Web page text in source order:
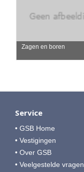
Zagen en boren
Service
• GSB Home
• Vestigingen
• Over GSB
• Veelgestelde vragen